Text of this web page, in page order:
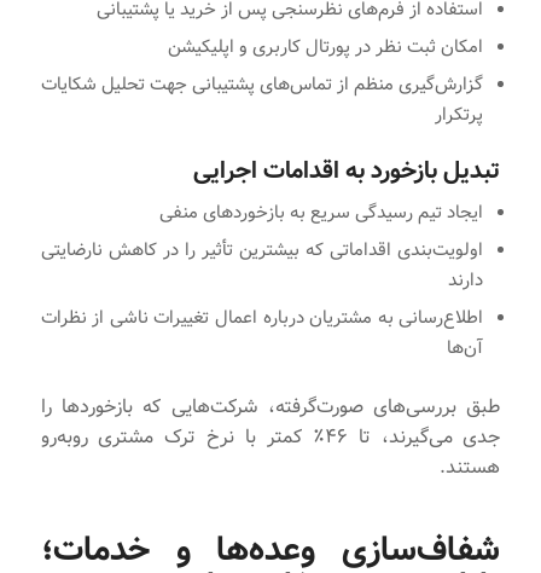
استفاده از فرم‌های نظرسنجی پس از خرید یا پشتیبانی
امکان ثبت نظر در پورتال کاربری و اپلیکیشن
گزارش‌گیری منظم از تماس‌های پشتیبانی جهت تحلیل شکایات
پرتکرار
تبدیل بازخورد به اقدامات اجرایی
ایجاد تیم رسیدگی سریع به بازخوردهای منفی
اولویت‌بندی اقداماتی که بیشترین تأثیر را در کاهش نارضایتی
دارند
اطلاع‌رسانی به مشتریان درباره اعمال تغییرات ناشی از نظرات
آن‌ها
طبق بررسی‌های صورت‌گرفته، شرکت‌هایی که بازخوردها را
جدی می‌گیرند، تا ۴۶٪ کمتر با نرخ ترک مشتری روبه‌رو
هستند.
شفاف‌سازی وعده‌ها و خدمات؛